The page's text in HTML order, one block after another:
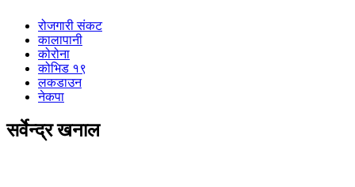
रोजगारी संकट
कालापानी
कोरोना
कोभिड १९
लकडाउन
नेकपा
सर्वेन्द्र खनाल